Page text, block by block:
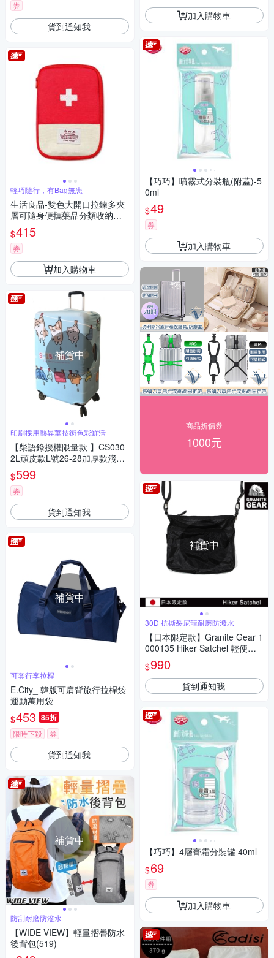
券
貨到通知我
輕巧隨行，有Bag無患
生活良品-雙色大開口拉鍊多夾
層可隨身便攜藥品分類收納包1
入/袋(本品不含醫療用品,多用
途盥洗化妝包,保健品整理袋,旅
行急救醫療包)
$415
券
加入購物車
補貨中
印刷採用熱昇華技術色彩鮮活
【柴語錄授權限量款 】CS030
2L頑皮款L號26-28加厚款淺藍
色 彈力拉桿箱保護套 行李箱套
$599
券
貨到通知我
補貨中
可套行李拉桿
E.City_ 韓版可肩背旅行拉桿袋
運動萬用袋
$453 85折
限時下殺 券
貨到通知我
補貨中
防刮耐磨防潑水
【WIDE VIEW】輕量摺疊防水
後背包(519)
加入購物車
【巧巧】噴霧式分裝瓶(附蓋)-5
0ml
$49
券
加入購物車
商品折價券
1000元
補貨中
30D 抗撕裂尼龍耐磨防潑水
【日本限定款】Granite Gear 1
000135 Hiker Satchel 輕便收
納側背包 / 黑色
$990
貨到通知我
【巧巧】4層膏霜分裝罐 40ml
$69
券
加入購物車